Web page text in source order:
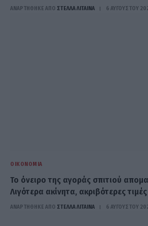
ΑΝΑΡΤΗΘΗΚΕ ΑΠΟ ΣΤΈΛΛΑ ΛΊΤΑΙΝΑ 6 ΑΥΓΟΎΣΤΟΥ
ΟΙΚΟΝΟΜΊΑ
Το όνειρο της αγοράς σπιτιού
Λιγότερα ακίνητα, ακριβότερες τιμές
ΑΝΑΡΤΗΘΗΚΕ ΑΠΟ ΣΤΈΛΛΑ ΛΊΤΑΙΝΑ 6 ΑΥΓΟΎΣΤΟΥ